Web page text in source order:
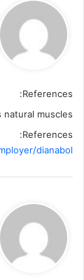
References:
natural muscles
References:
dianabol/